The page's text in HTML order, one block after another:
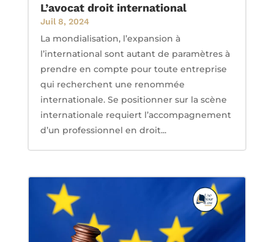
L’avocat droit international
Juil 8, 2024
La mondialisation, l’expansion à
l’international sont autant de paramètres à
prendre en compte pour toute entreprise
qui recherchent une renommée
internationale. Se positionner sur la scène
internationale requiert l’accompagnement
d’un professionnel en droit...